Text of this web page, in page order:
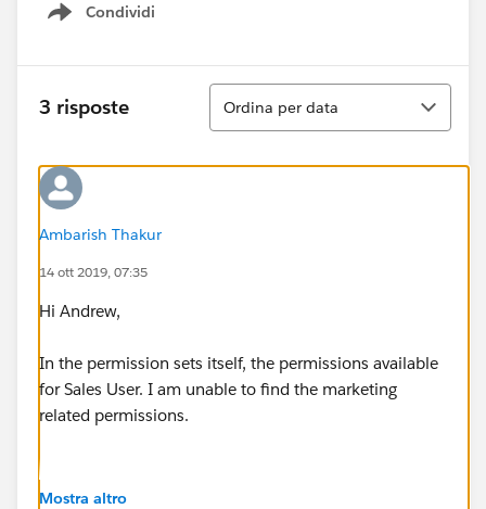
Condividi
Show menu
3 risposte
Ordina
Ordina per data
Ambarish Thakur
14 ott 2019, 07:35
Hi Andrew,
In the permission sets itself, the permissions available
for Sales User. I am unable to find the marketing
related permissions.
Mostra altro